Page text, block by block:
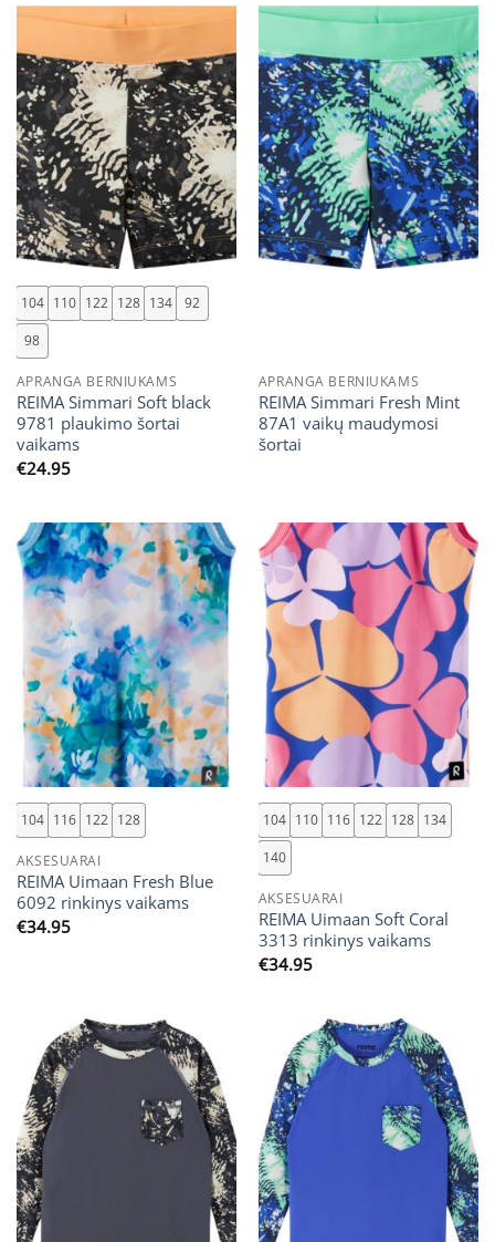
104 110 122 128 134
92
98
APRANGA BERNIUKAMS
REIMA Simmari Soft black
9781 plaukimo šortai
vaikams
€24.95
APRANGA BERNIUKAMS
REIMA Simmari Fresh Mint
87A1 vaikų maudymosi
šortai
104 116 122 128
AKSESUARAI
REIMA Uimaan Fresh Blue
6092 rinkinys vaikams
€34.95
104 110 116 122 128 134
140
AKSESUARAI
REIMA Uimaan Soft Coral
3313 rinkinys vaikams
€34.95